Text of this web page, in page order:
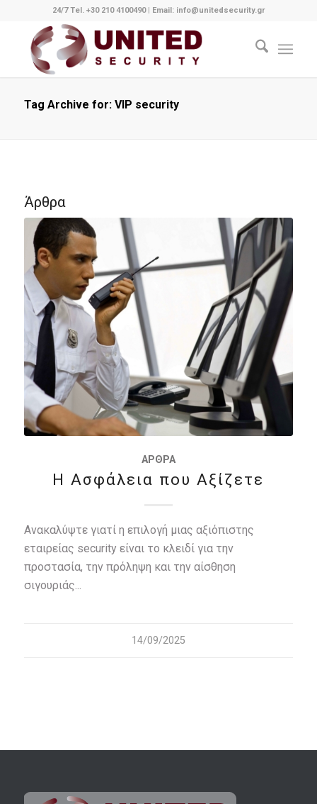
24/7 Tel. +30 210 4100490 | Email: info@unitedsecurity.gr
Tag Archive for: VIP security
Άρθρα
ΆΡΘΡΑ
Η Ασφάλεια που Αξίζετε
Ανακαλύψτε γιατί η επιλογή μιας αξιόπιστης
εταιρείας security είναι το κλειδί για την
προστασία, την πρόληψη και την αίσθηση
σιγουριάς...
14/09/2025